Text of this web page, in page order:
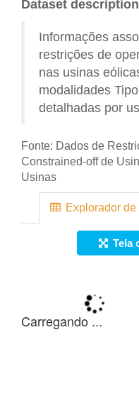
Dataset
Informações
restrições de
nas usinas
modalidades
detalhadas por
Fonte: Dados de
Constrained-off de
Usinas
Explorador
Tela